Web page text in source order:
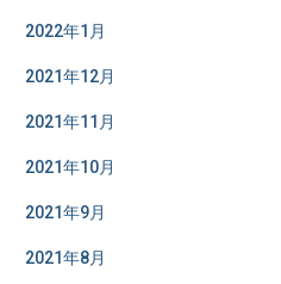
2022年1月
2021年12月
2021年11月
2021年10月
2021年9月
2021年8月